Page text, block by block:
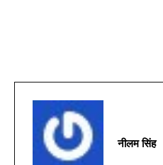
नीलम सिंह